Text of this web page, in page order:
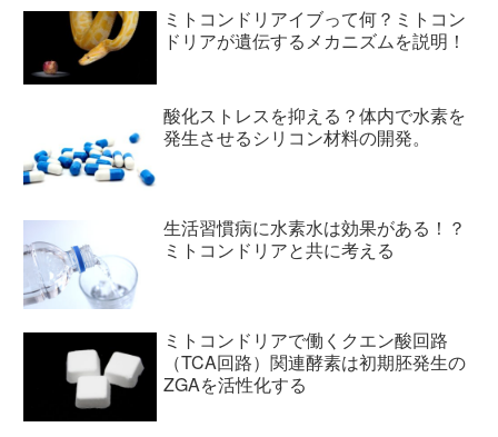
ミトコンドリアイブって何？ミトコン
ドリアが遺伝するメカニズムを説明！
酸化ストレスを抑える？体内で水素を
発生させるシリコン材料の開発。
生活習慣病に水素水は効果がある！？
ミトコンドリアと共に考える
ミトコンドリアで働くクエン酸回路
（TCA回路）関連酵素は初期胚発生の
ZGAを活性化する